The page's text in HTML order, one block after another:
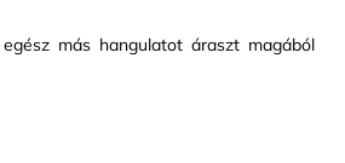
más hangulatot áraszt magából